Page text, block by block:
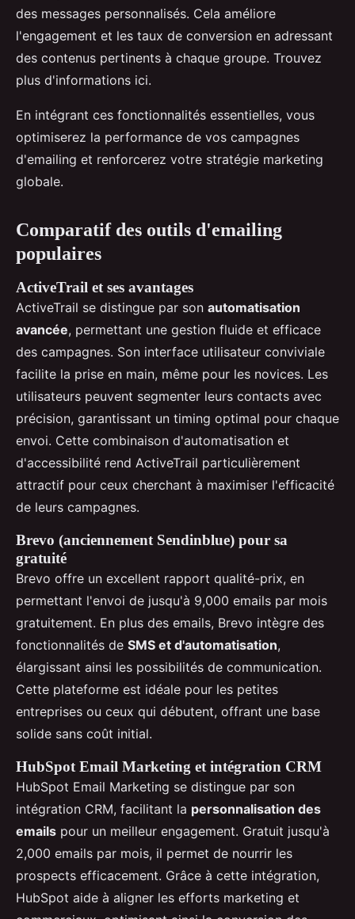
des messages personnalisés. Cela améliore
l'engagement et les taux de conversion en adressant
des contenus pertinents à chaque groupe. Trouvez
plus d'informations ici.
En intégrant ces fonctionnalités essentielles, vous
optimiserez la performance de vos campagnes
d'emailing et renforcerez votre stratégie marketing
globale.
Comparatif des outils d'emailing
populaires
ActiveTrail et ses avantages
ActiveTrail se distingue par son automatisation
avancée, permettant une gestion fluide et efficace
des campagnes. Son interface utilisateur conviviale
facilite la prise en main, même pour les novices. Les
utilisateurs peuvent segmenter leurs contacts avec
précision, garantissant un timing optimal pour chaque
envoi. Cette combinaison d'automatisation et
d'accessibilité rend ActiveTrail particulièrement
attractif pour ceux cherchant à maximiser l'efficacité
de leurs campagnes.
Brevo (anciennement Sendinblue) pour sa
gratuité
Brevo offre un excellent rapport qualité-prix, en
permettant l'envoi de jusqu'à 9,000 emails par mois
gratuitement. En plus des emails, Brevo intègre des
fonctionnalités de SMS et d'automatisation,
élargissant ainsi les possibilités de communication.
Cette plateforme est idéale pour les petites
entreprises ou ceux qui débutent, offrant une base
solide sans coût initial.
HubSpot Email Marketing et intégration CRM
HubSpot Email Marketing se distingue par son
intégration CRM, facilitant la personnalisation des
emails pour un meilleur engagement. Gratuit jusqu'à
2,000 emails par mois, il permet de nourrir les
prospects efficacement. Grâce à cette intégration,
HubSpot aide à aligner les efforts marketing et